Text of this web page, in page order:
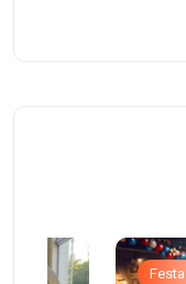
Festa